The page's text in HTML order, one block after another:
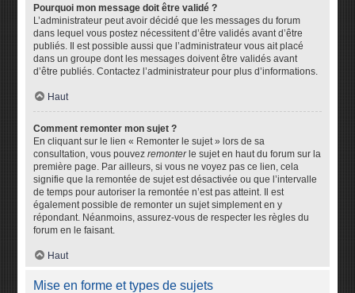
Pourquoi mon message doit être validé ?
L’administrateur peut avoir décidé que les messages du forum
dans lequel vous postez nécessitent d’être validés avant d’être
publiés. Il est possible aussi que l’administrateur vous ait placé
dans un groupe dont les messages doivent être validés avant
d’être publiés. Contactez l’administrateur pour plus d’informations.
Haut
Comment remonter mon sujet ?
En cliquant sur le lien « Remonter le sujet » lors de sa
consultation, vous pouvezremonterle sujet en haut du forum sur la
première page. Par ailleurs, si vous ne voyez pas ce lien, cela
signifie que la remontée de sujet est désactivée ou que l’intervalle
de temps pour autoriser la remontée n’est pas atteint. Il est
également possible de remonter un sujet simplement en y
répondant. Néanmoins, assurez-vous de respecter les règles du
forum en le faisant.
Haut
Mise en forme et types de sujets